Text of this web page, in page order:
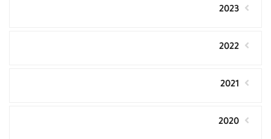
2023
2022
2021
2020